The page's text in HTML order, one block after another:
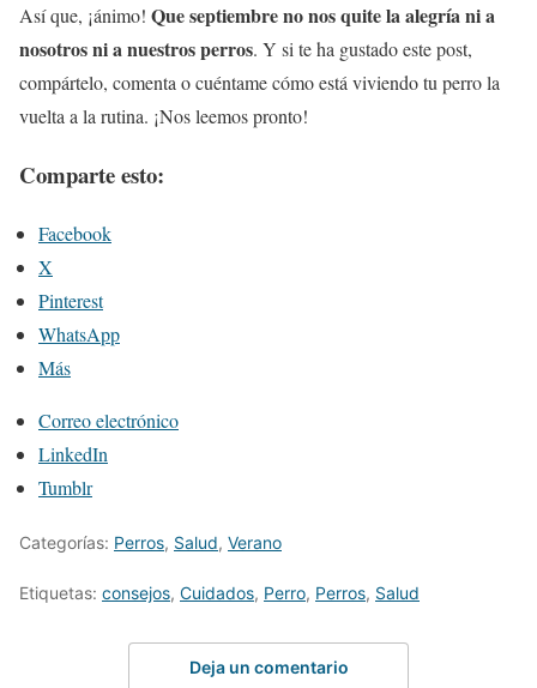
Así que, ¡ánimo! Que septiembre no nos quite la alegría ni a
nosotros ni a nuestros perros. Y si te ha gustado este post,
compártelo, comenta o cuéntame cómo está viviendo tu perro la
vuelta a la rutina. ¡Nos leemos pronto!
Comparte esto:
Facebook
X
Pinterest
WhatsApp
Más
Correo electrónico
LinkedIn
Tumblr
Categorías: Perros, Salud, Verano
Etiquetas: consejos, Cuidados, Perro, Perros, Salud
Deja un comentario